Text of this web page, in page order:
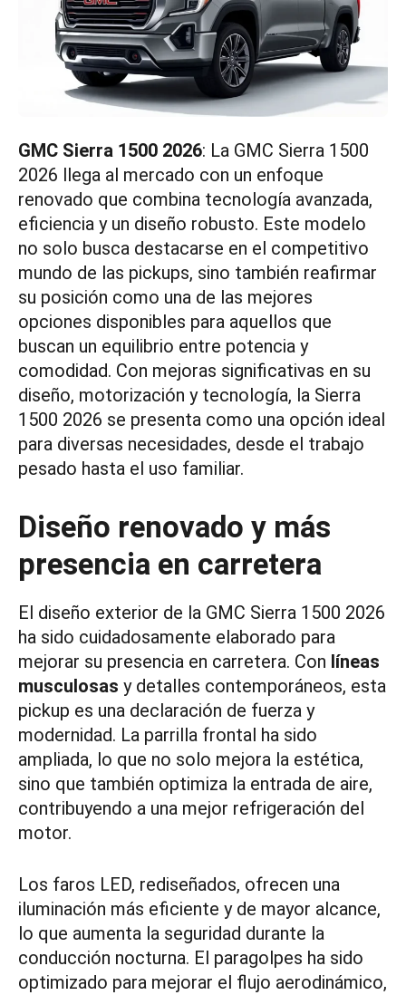
GMC Sierra 1500 2026: La GMC Sierra 1500
2026 llega al mercado con un enfoque
renovado que combina tecnología avanzada,
eficiencia y un diseño robusto. Este modelo
no solo busca destacarse en el competitivo
mundo de las pickups, sino también reafirmar
su posición como una de las mejores
opciones disponibles para aquellos que
buscan un equilibrio entre potencia y
comodidad. Con mejoras significativas en su
diseño, motorización y tecnología, la Sierra
1500 2026 se presenta como una opción ideal
para diversas necesidades, desde el trabajo
pesado hasta el uso familiar.
Diseño renovado y más
presencia en carretera
El diseño exterior de la GMC Sierra 1500 2026
ha sido cuidadosamente elaborado para
mejorar su presencia en carretera. Con líneas
musculosas y detalles contemporáneos, esta
pickup es una declaración de fuerza y
modernidad. La parrilla frontal ha sido
ampliada, lo que no solo mejora la estética,
sino que también optimiza la entrada de aire,
contribuyendo a una mejor refrigeración del
motor.
Los faros LED, rediseñados, ofrecen una
iluminación más eficiente y de mayor alcance,
lo que aumenta la seguridad durante la
conducción nocturna. El paragolpes ha sido
optimizado para mejorar el flujo aerodinámico,